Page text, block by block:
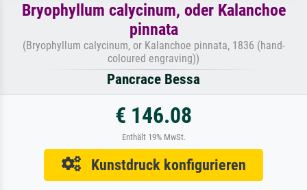
Bryophyllum calycinum, oder Kalanchoe
pinnata
(Bryophyllum calycinum, or Kalanchoe pinnata, 1836 (hand-
coloured engraving))
Pancrace Bessa
€ 146.08
Enthält 19% MwSt.
Kunstdruck konfigurieren